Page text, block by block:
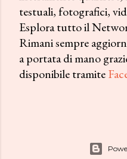
testuali, fotografici,
Esplora tutto il
Rimani sempre
a portata di mano
disponibile tramite